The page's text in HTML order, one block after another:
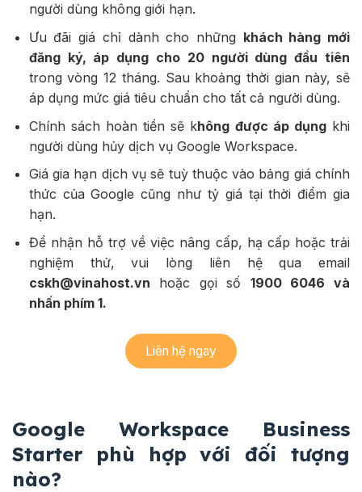
người dùng không giới hạn.
Ưu đãi giá chỉ dành cho những khách hàng mới
đăng ký, áp dụng cho 20 người dùng đầu tiên
trong vòng 12 tháng. Sau khoảng thời gian này, sẽ
áp dụng mức giá tiêu chuẩn cho tất cả người dùng.
Chính sách hoàn tiền sẽ không được áp dụngkhi
người dùng hủy dịch vụ Google Workspace.
Giá gia hạn dịch vụ sẽ tuỳ thuộc vào bảng giá chính
thức của Google cũng như tỷ giá tại thời điểm gia
hạn.
Để nhận hỗ trợ về việc nâng cấp, hạ cấp hoặc trải
nghiệm thử, vui lòng liên hệ qua email
cskh@vinahost.vn hoặc gọi số 1900 6046 và
nhấn phím 1.
Liên hệ ngay
Google Workspace Business
Starter phù hợp với đối tượng
nào?